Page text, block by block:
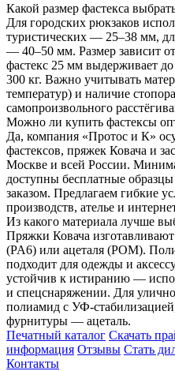
Какой размер фастекса
Для городских рюкзаков
туристических — 25–38 мм,
— 40–50 мм. Размер зависит
фастекс 25 мм выдерживает
300 кг. Важно учитывать
температур) и наличие
самопроизвольного
Можно ли купить фастексы
Да, компания «Протос и К»
фастексов, пряжек Ковача и
Москве и всей России.
доступны бесплатные
заказом. Предлагаем гибкие
производств, ателье и
Из какого материала лучше
Пряжки Ковача
(PA6) или ацеталя (POM).
подходит для одежды и
устойчив к истиранию —
и спецснаряжении. Для
полиамид с УФ-
фурнитуры — ацеталь.
Печатный каталог Скачать
информация Отзывы Стать
Контакты